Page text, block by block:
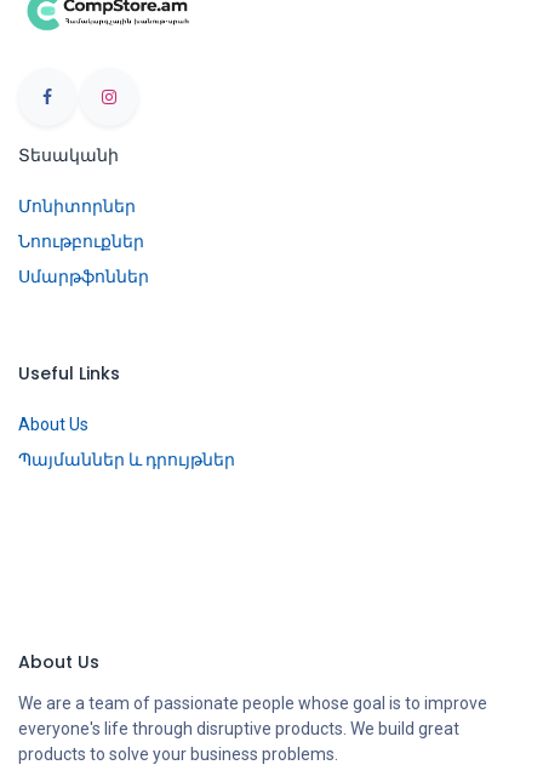
Տեսականի
Մոնիտորներ
Նոութբուքներ
Սմարթֆոններ
Useful Links
About Us
Պայմաններ և դրույթներ
About Us
We are a team of passionate people whose goal is to improve
everyone's life through disruptive products. We build great
products to solve your business problems.